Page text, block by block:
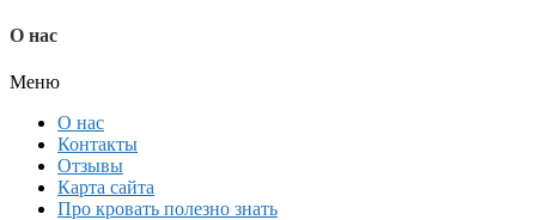
О нас
Меню
О нас
Контакты
Отзывы
Карта сайта
Про кровать полезно знать